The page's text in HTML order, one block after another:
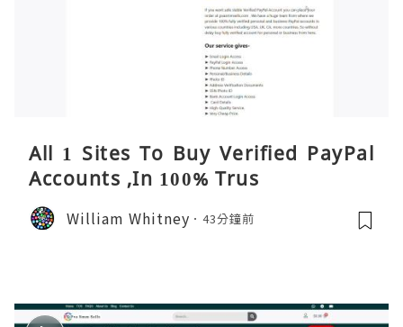
All 1 Sites To Buy Verified PayPal
Accounts ,In 100% Trus
William Whitney 43分鐘前